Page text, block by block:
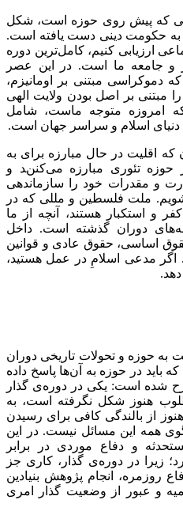
که پیش روی حوزه‌ است، شکل
به حکومت دینی دست یافته است.
ارزیابی کنیم، کامل‌ترین دوره
و جامعه ما است. در این عصر
دموکراسی مبتنی بر اومانیزم،
مبتنی بر اصل بودن ولایت الهی
که امروزه متوجه ماست، شامل
دنیای اسلام و سراسر جهان است.
که اقلیت در حال مبارزه برای به
تئوری مبارزه می‌کنند و
و مقدرات خود را سازماندهی
ملت فلسطین و مللی که در
و استکبار هستند، آنچه از ما
دوران گذشته است. داخل
اساسی، حقوق عادی و قوانین
اگر مدعی اسلامِ در عمل هستید،
به حوزه و تحولات تاریخی دوران
در حوزه به آن‌ها پاسخ داده
شده است: یکی در دوره‌ی گذار
هنوز شکل نگرفته است، به
از بالندگی کافی برای رسیدن
همه این مسائل نیست. در این
و دفاع موردی در برابر
زیرا در دوره‌ی گذار، کاری جز
روزمره، انجام پژوهش بنیادین
و عبور از وضعیت گذار امری